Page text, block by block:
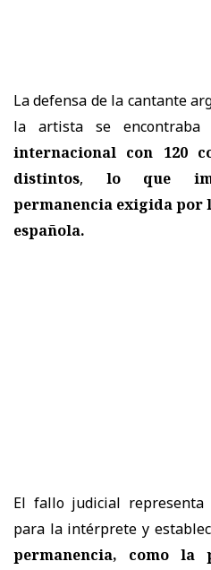
La defensa de la cantante
la artista se encontraba
internacional con 120
distintos, lo que
permanencia exigida
española.
El fallo judicial representa
para la intérprete y
permanencia, como la